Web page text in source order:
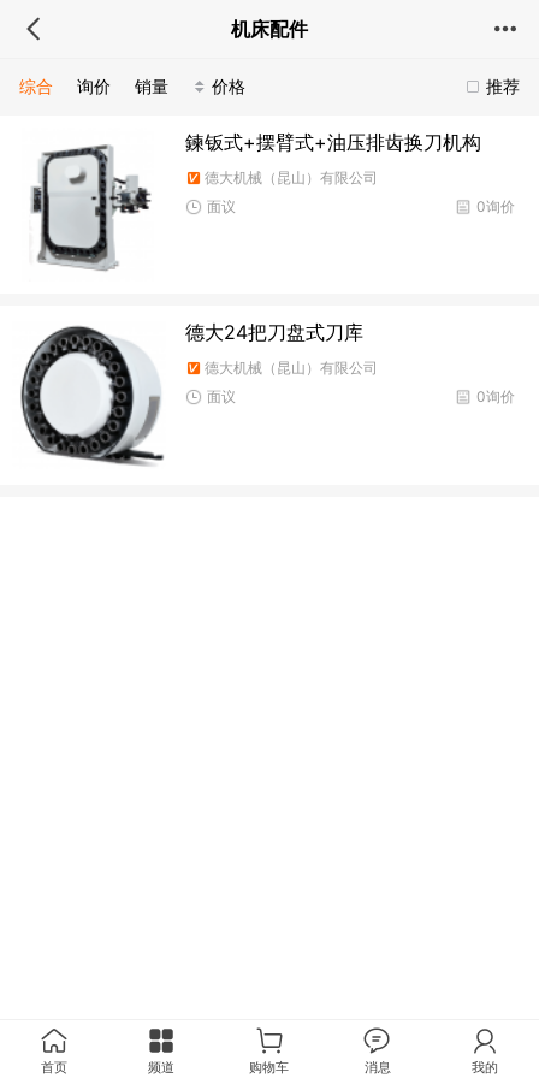
机床配件
推荐
综合 询价 销量 价格
鍊钣式+摆臂式+油压排齿换刀机构
德大机械（昆山）有限公司
0询价
面议
德大24把刀盘式刀库
德大机械（昆山）有限公司
0询价
面议
首页 频道 购物车 消息 我的